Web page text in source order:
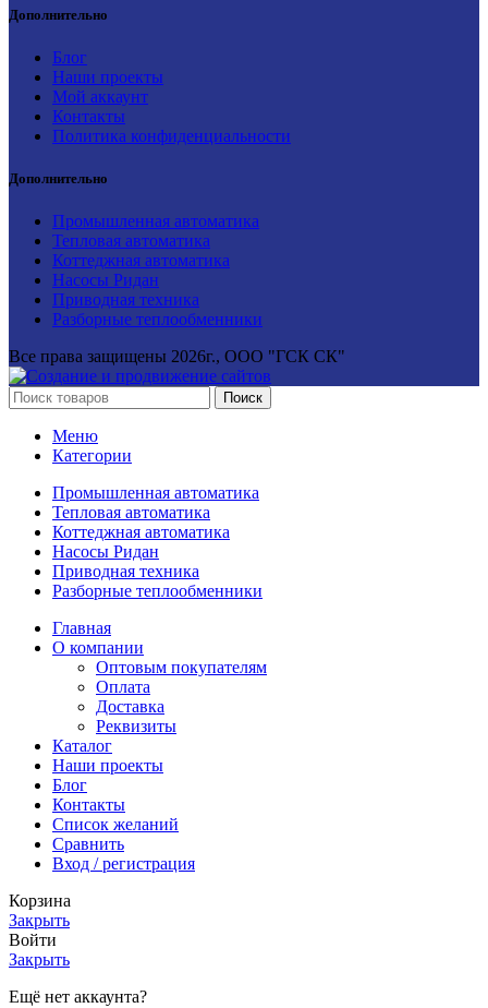
Дополнительно
Блог
Наши проекты
Мой аккаунт
Контакты
Политика конфиденциальности
Дополнительно
Промышленная автоматика
Тепловая автоматика
Коттеджная автоматика
Насосы Ридан
Приводная техника
Разборные теплообменники
Все права защищены 2026г., ООО "ГСК СК"
Поиск
Меню
Категории
Промышленная автоматика
Тепловая автоматика
Коттеджная автоматика
Насосы Ридан
Приводная техника
Разборные теплообменники
Главная
О компании
Оптовым покупателям
Оплата
Доставка
Реквизиты
Каталог
Наши проекты
Блог
Контакты
Список желаний
Сравнить
Вход / регистрация
Корзина
Закрыть
Войти
Закрыть
Ещё нет аккаунта?